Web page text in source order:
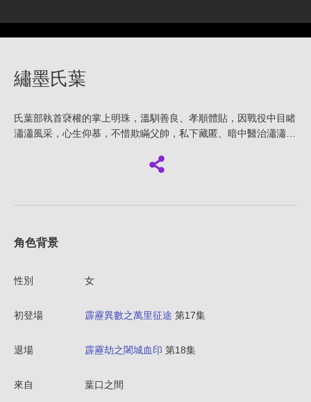
繡墨氏葉
氏葉部執首褎權的掌上明珠，溫馴善良、孝順體貼，因戰役中目睹
瀟瀟風采，心生仰慕，不惜欺瞞父帥，私下藏匿、暗中醫治瀟瀟…
角色背景
性別 女
初登場 霹靂異數之萬里征途 第17集
退場 霹靂劫之闍城血印 第18集
來自 葉口之間